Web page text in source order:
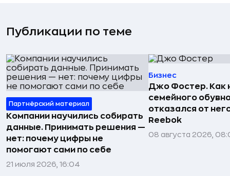
Публикации по теме
Партнёрский материал
Компании научились собирать
данные. Принимать решения —
нет: почему цифры не
помогают сами по себе
21 июля 2026, 16:04
Бизнес
Джо Фостер. Как
семейного
отказался от
Reebok
08 августа 2026,